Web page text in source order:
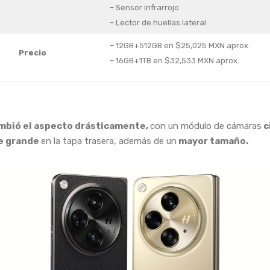
– Sensor infrarrojo
– Lector de huellas lateral
Precio
– 12GB+512GB en $25,025 MXN aprox.
– 16GB+1TB en $32,533 MXN aprox.
el aspecto drásticamente,con un módulo de cámaras
grande en la tapa trasera, además de un mayor tamaño.